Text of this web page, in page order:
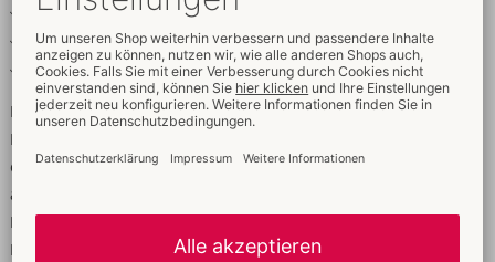
Passend verstellbar
Schrittkette abnehmbar
Schmale softe Fesseln mit Klettverschlüssen
Fesselnder Einteiler!
Extravaganter Harness-Body ouvert von Bad Kitty aus weichen
elastischen Riemen im edlen schwarzen Mattlook. Mit
abnehmbarer Karabinerkette im offenem Schritt. Träger und
Neckholder passend verstellbar. Inklusive 2 Handfesseln mit
Karabinerketten, die in die Ringe seitlich am Body eingehakt